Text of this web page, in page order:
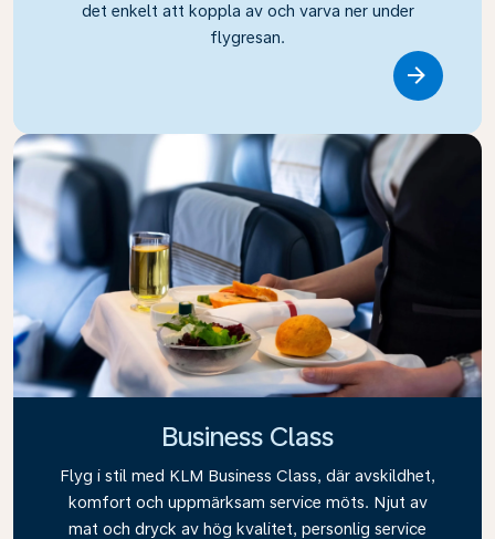
det enkelt att koppla av och varva ner under
flygresan.
Business Class
Flyg i stil med KLM Business Class, där avskildhet,
komfort och uppmärksam service möts. Njut av
mat och dryck av hög kvalitet, personlig service